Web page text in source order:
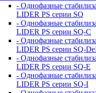
- Однофазные
LIDER PS серии SQ
- Однофазные
LIDER PS серии SQ-C
- Однофазные
LIDER PS серии SQ-
- Однофазные
LIDER PS серии SQ-E
- Однофазные
LIDER PS серии SQ-I